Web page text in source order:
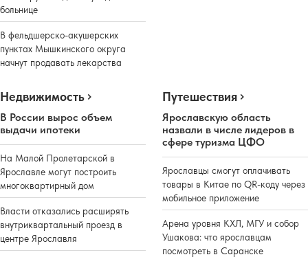
больнице
В фельдшерско-акушерских
пунктах Мышкинского округа
начнут продавать лекарства
Недвижимость
В России вырос объем
выдачи ипотеки
На Малой Пролетарской в
Ярославле могут построить
многоквартирный дом
Власти отказались расширять
внутриквартальный проезд в
центре Ярославля
Путешествия
Ярославскую область
назвали в числе лидеров в
сфере туризма ЦФО
Ярославцы смогут оплачивать
товары в Китае по QR-коду через
мобильное приложение
Арена уровня КХЛ, МГУ и собор
Ушакова: что ярославцам
посмотреть в Саранске